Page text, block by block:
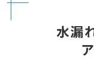
水漏